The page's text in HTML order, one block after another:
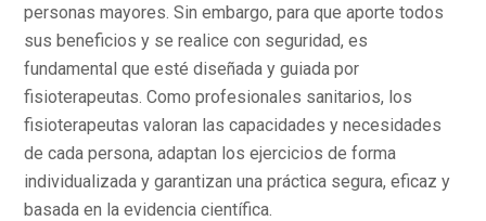
personas mayores. Sin embargo, para que aporte todos
sus beneficios y se realice con seguridad, es
fundamental que esté diseñada y guiada por
fisioterapeutas. Como profesionales sanitarios, los
fisioterapeutas valoran las capacidades y necesidades
de cada persona, adaptan los ejercicios de forma
individualizada y garantizan una práctica segura, eficaz y
basada en la evidencia científica.